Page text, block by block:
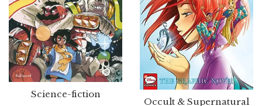
Science-fiction
Occult & Supernatural